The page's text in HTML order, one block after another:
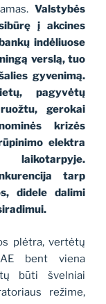
Valstybės
į akcines
indėliuose
verslą, tuo
gyvenimą.
pagyvėtų
gerokai
krizės
elektra
laikotarpyje.
tarp
didele dalimi
plėtra, vertėtų
bent viena
būti švelniai
režime,